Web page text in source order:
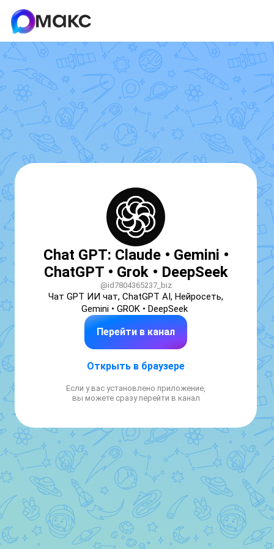
Chat GPT: Claude • Gemini •
ChatGPT • Grok • DeepSeek
@id7804365237_biz
Чат GPT ИИ чат, ChatGPT AI, Нейросеть,
Перейти в канал
Открыть в браузере
Если у вас установлено приложение,
вы можете сразу перейти в канал